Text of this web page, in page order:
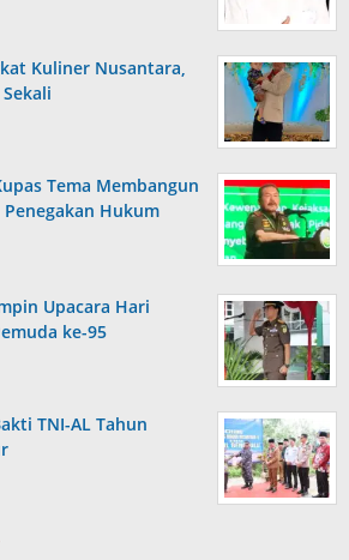
Kuliner Nusantara,
Tema Membangun
Hukum
Upacara Hari
ke-95
TNI-AL Tahun